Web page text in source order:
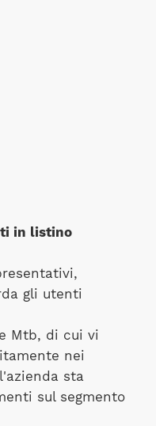
in listino
gli utenti
Mtb, di cui vi
nei
sta
sul segmento